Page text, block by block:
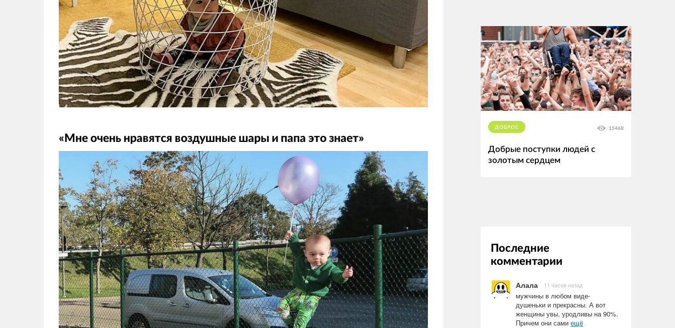
«Мне очень нравятся воздушные шары и папа это знает»
ДОБРОЕ 15468
Добрые поступки людей с
золотым сердцем
Последние
комментарии
Алала 11 часов назад
мужчины в любом виде-
душеньки и прекрасны. А вот
женщины увы, уродливы на 90%.
Причем они сами ещё